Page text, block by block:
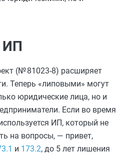
ИП
(№ 81023-8) расширяет
Теперь «липовыми» могут
юридические лица, но и
Если во время
ИП, который не
на вопросы, — привет,
и 173.2, до 5 лет лишения